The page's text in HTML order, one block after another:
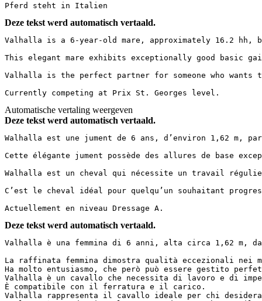
Pferd steht in Italien
Deze tekst werd automatisch vertaald.
Valhalla is a 6-year-old mare, approximately 16.2 hh,
This elegant mare exhibits exceptionally good basic
Valhalla is the perfect partner for someone who
Currently competing at Prix St. Georges level.
Automatische vertaling weergeven
Deze tekst werd automatisch vertaald.
Walhalla est une jument de 6 ans, d’environ 1,62 m, par
Cette élégante jument possède des allures de base
Walhalla est un cheval qui nécessite un travail
C’est le cheval idéal pour quelqu’un souhaitant
Actuellement en niveau Dressage A.
Deze tekst werd automatisch vertaald.
Valhalla è una femmina di 6 anni, alta circa 1,62 m, da
La raffinata femmina dimostra qualità eccezionali
Ha molto entusiasmo, che però può essere gestito
Valhalla è un cavallo che necessita di lavoro e di
È compatibile con il ferratura e il carico.
Valhalla rappresenta il cavallo ideale per chi